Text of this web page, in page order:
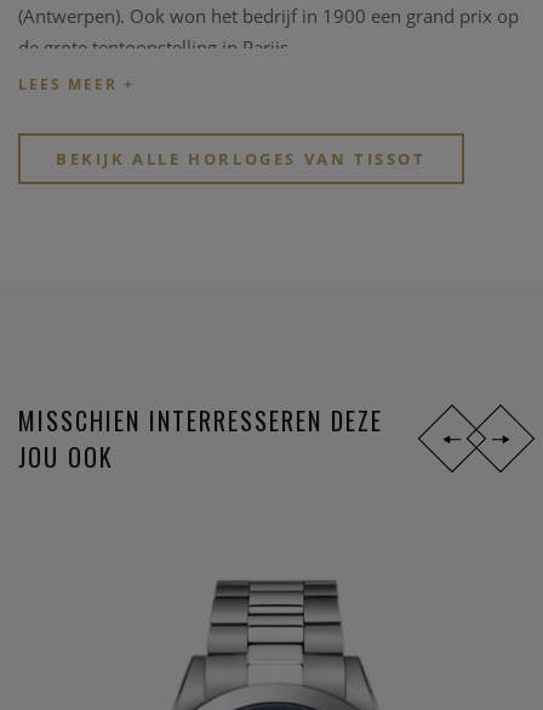
(Antwerpen). Ook won het bedrijf in 1900 een grand prix op
de grote tentoonstelling in Parijs.
In 1930 ging Tissot samenwerken met Omega en de Tissot-
Sinds 1983 is Tissot onderdeel van de Swatch Group en met
BEKIJK ALLE HORLOGES VAN TISSOT
MISSCHIEN INTERRESSEREN DEZE
JOU OOK